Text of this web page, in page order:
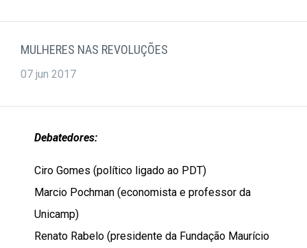
MULHERES NAS REVOLUÇÕES
07 jun 2017
Debatedores:
Ciro Gomes (político ligado ao PDT)
Marcio Pochman (economista e professor da
Unicamp)
Renato Rabelo (presidente da Fundação Maurício